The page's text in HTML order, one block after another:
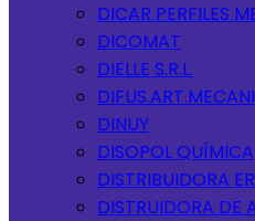
DICAR PERFILES
DICOMAT
DIELLE S.R.L.
DINUY
DISOPOL QUÍMICA
DISTRIBUIDORA
DISTRUIDORA DE